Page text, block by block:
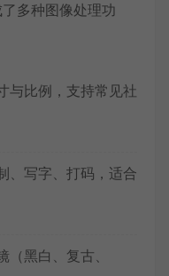
多种图像处理功
与比例，支持常见社
、写字、打码，适合
黑白、复古、